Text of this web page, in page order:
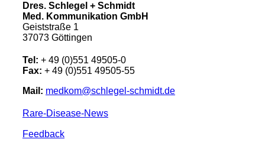
Dres. Schlegel + Schmidt
Med. Kommunikation GmbH
Geiststraße 1
37073 Göttingen
Tel: + 49 (0)551 49505-0
Fax: + 49 (0)551 49505-55
Mail: medkom@schlegel-schmidt.de
Rare-Disease-News
Feedback